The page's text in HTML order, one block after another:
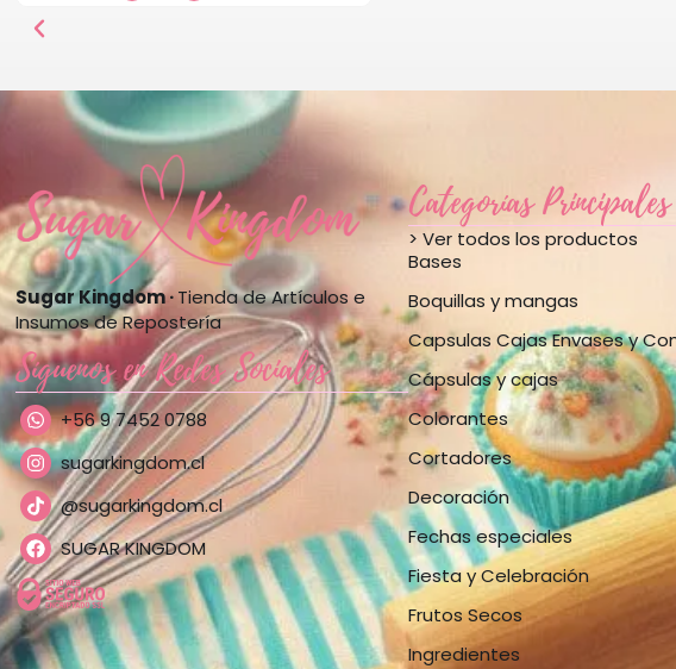
Sugar Kingdom ·Tienda de Artículos e
Insumos de Repostería
Síguenos en Redes Sociales
+56 9 7452 0788
sugarkingdom.cl
@sugarkingdom.cl
SUGAR KINGDOM
Categorías Principales
> Ver todos los productos
Bases
Boquillas y mangas
Capsulas Cajas Envases y
Cápsulas y cajas
Colorantes
Cortadores
Decoración
Fechas especiales
Fiesta y Celebración
Frutos Secos
Ingredientes